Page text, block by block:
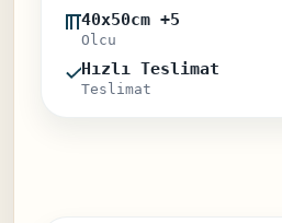
40x50cm +5
Olcu
Hızlı Teslimat
Teslimat